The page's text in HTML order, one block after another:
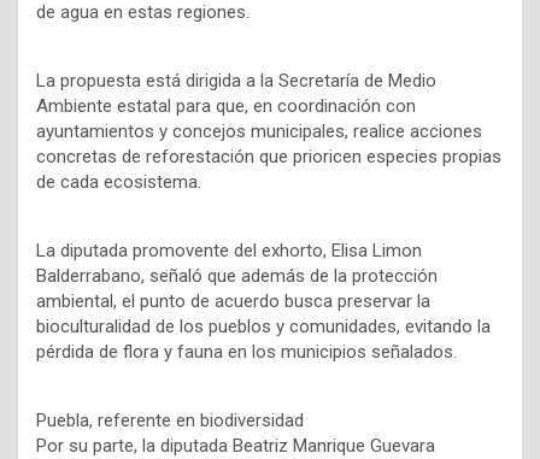
de agua en estas regiones.
La propuesta está dirigida a la Secretaría de Medio
Ambiente estatal para que, en coordinación con
ayuntamientos y concejos municipales, realice acciones
concretas de reforestación que prioricen especies propias
de cada ecosistema.
La diputada promovente del exhorto, Elisa Limon
Balderrabano, señaló que además de la protección
ambiental, el punto de acuerdo busca preservar la
bioculturalidad de los pueblos y comunidades, evitando la
pérdida de flora y fauna en los municipios señalados.
Puebla, referente en biodiversidad
Por su parte, la diputada Beatriz Manrique Guevara